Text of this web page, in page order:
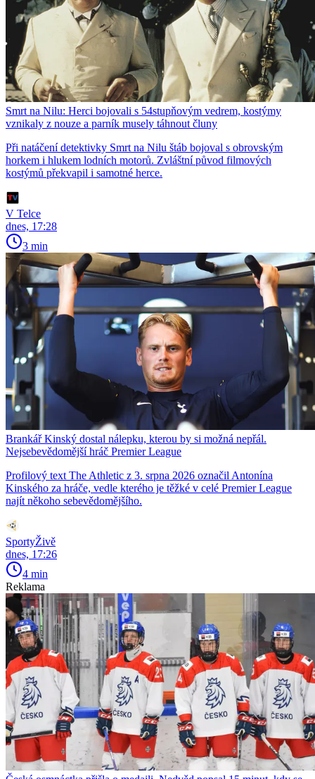
Smrt na Nilu: Herci bojovali s 54stupňovým vedrem, kostýmy
vznikaly z nouze a parník musely táhnout čluny
Při natáčení detektivky Smrt na Nilu štáb bojoval s obrovským
horkem i hlukem lodních motorů. Zvláštní původ filmových
kostýmů překvapil i samotné herce.
V Telce
dnes, 17:28
3 min
Brankář Kinský dostal nálepku, kterou by si možná nepřál.
Nejsebevědomější hráč Premier League
Profilový text The Athletic z 3. srpna 2026 označil Antonína
Kinského za hráče, vedle kterého je těžké v celé Premier League
najít někoho sebevědomějšího.
SportyŽivě
dnes, 17:26
4 min
Reklama